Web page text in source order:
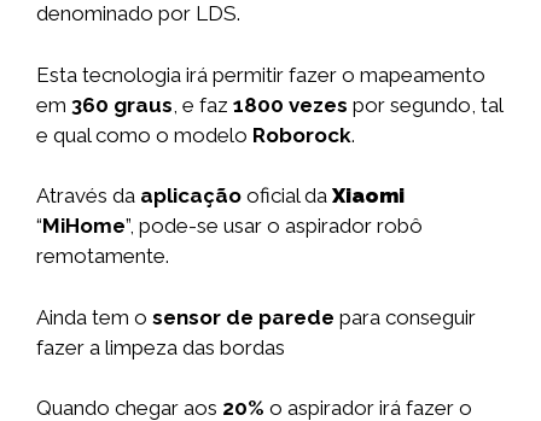
denominado por LDS.
Esta tecnologia irá permitir fazer o mapeamento
em 360 graus , e faz 1800 vezes por segundo, tal
e qual como o modelo Roborock.
Através da aplicação oficial da Xiaomi
“MiHome”, pode-se usar o aspirador robô
remotamente.
Ainda tem o sensor de parede para conseguir
fazer a limpeza das bordas
Quando chegar aos 20% o aspirador irá fazer o